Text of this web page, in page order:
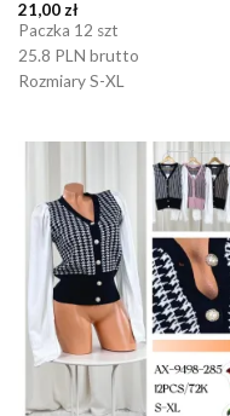
21,00 zł
Paczka 12 szt
25.8 PLN brutto
Rozmiary S-XL